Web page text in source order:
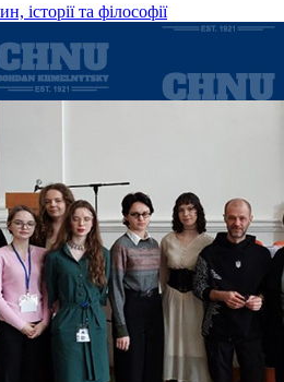
історії та філософії